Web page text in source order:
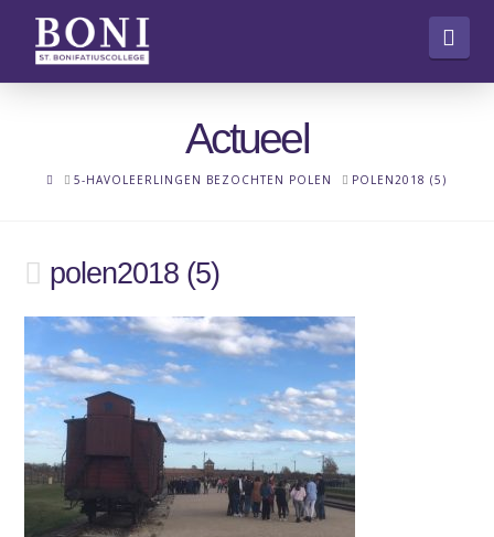
Actueel
HOME
5-HAVOLEERLINGEN BEZOCHTEN POLEN POLEN2018 (5)
polen2018 (5)